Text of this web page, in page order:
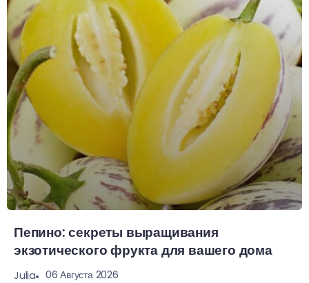
Пепино: секреты выращивания
экзотического фрукта для вашего дома
Julia 06 Августа 2026